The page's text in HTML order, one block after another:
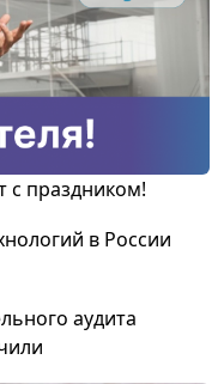
с праздником!
в России
аудита